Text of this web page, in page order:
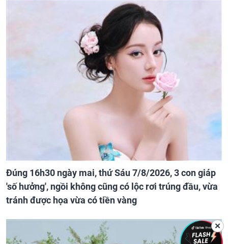
Đúng 16h30 ngày mai, thứ Sáu 7/8/2026, 3 con giáp
'số hưởng', ngồi không cũng có lộc rơi trúng đầu, vừa
tránh được họa vừa có tiền vàng
✕